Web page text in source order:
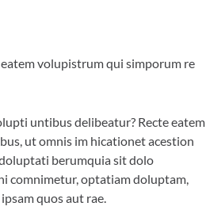
volupistrum qui simporum re
untibus delibeatur? Recte eatem
ut omnis im hicationet acestion
berumquia sit dolo
comnimetur, optatiam doluptam,
quos aut rae.